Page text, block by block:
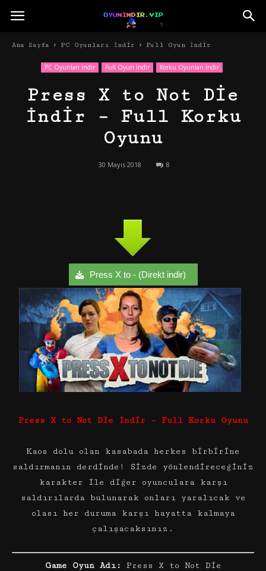
Ana Sayfa PC Oyunları İndir Full Oyun İndir
PC Oyunları İndir Full Oyun İndir Korku Oyunları İndir
Press X to Not Die
İndir – Full Korku
Oyunu
30 Mayıs 2018 8
Press X to - (Direkt indir)
Press X to Not Die İndir – Full Korku Oyunu
Kaos dolu olan kasabada herkes birbirine
saldırmanın derdinde! Sizde yönlendireceğiniz
karakter ile diğer oyunculara karşı
saldırılarda bulunarak onları yaralıcak ve
olası her duruma karşı hayatta kalmaya
çalışacaksınız.
Game Oyun Adı: Press X to Not Die